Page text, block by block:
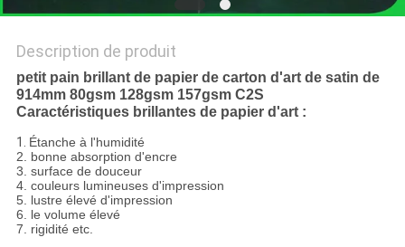
POLITIQUE
DE
CONFIDENTIALITÉ
Description de produit
petit pain brillant de papier de carton d'art de satin de
914mm 80gsm 128gsm 157gsm C2S
Caractéristiques brillantes de papier d'art :
1. Étanche à l'humidité
2. bonne absorption d'encre
3. surface de douceur
4. couleurs lumineuses d'impression
5. lustre élevé d'impression
6. le volume élevé
7. rigidité etc.